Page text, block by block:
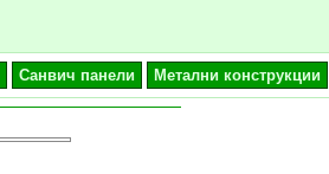
Санвич панели Метални конструкции